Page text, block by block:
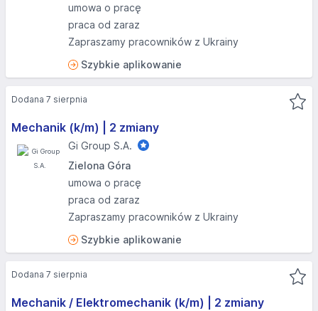
umowa o pracę
praca od zaraz
Zapraszamy pracowników z Ukrainy
Szybkie aplikowanie
Mechanik (k/m) | 2 zmiany
Gi Group S.A.
Zielona Góra
umowa o pracę
praca od zaraz
Zapraszamy pracowników z Ukrainy
Szybkie aplikowanie
Dodana 7 sierpnia
Mechanik / Elektromechanik (k/m) | 2 zmiany
Dodana 7 sierpnia